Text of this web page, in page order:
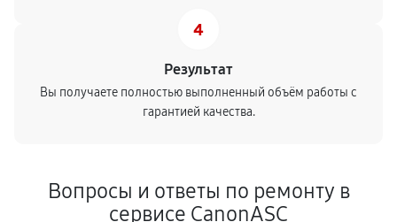
4
Результат
Вы получаете полностью выполненный объём работы с
гарантией качества.
Вопросы и ответы по ремонту в
сервисе CanonASC